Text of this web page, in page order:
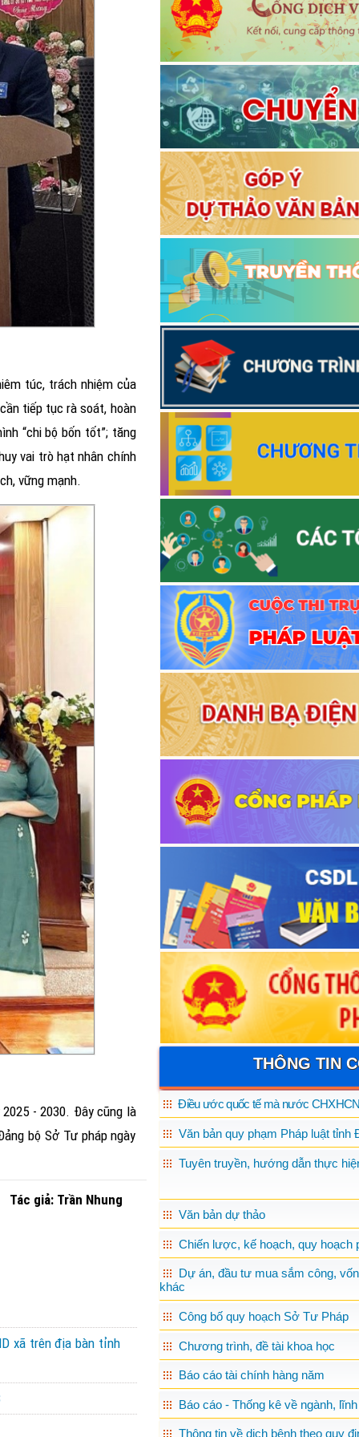
túc, trách nhiệm của
tiếp tục rà soát, hoàn
“chi bộ bốn tốt”; tăng
vai trò hạt nhân chính
vững mạnh.
- 2030. Đây cũng là
bộ Sở Tư pháp ngày
Tác giả: Trần Nhung
xã trên địa bàn tỉnh
THÔNG TIN
Điều ước quốc tế mà nước
Văn bản quy phạm Pháp luật tỉnh
Tuyên truyền, hướng dẫn thực
Văn bản dự thảo
Chiến lược, kế hoạch, quy hoạch
Dự án, đầu tư mua sắm công,
khác
Công bố quy hoạch Sở Tư Pháp
Chương trình, đề tài khoa học
Báo cáo tài chính hàng năm
Báo cáo - Thống kê về ngành,
Thông tin về dịch bệnh theo quy